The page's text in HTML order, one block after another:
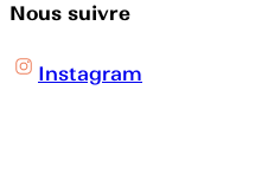
Nous suivre
Instagram